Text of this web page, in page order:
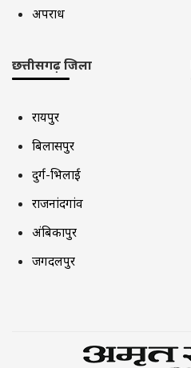
अपराध
छत्तीसगढ़ जिला
रायपुर
बिलासपुर
दुर्ग-भिलाई
राजनांदगांव
अंबिकापुर
जगदलपुर